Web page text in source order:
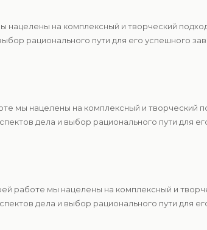
на комплексный и творческий
рационального пути для его успешного
мы нацелены на комплексный и творческий
дела и выбор рационального пути для
работе мы нацелены на комплексный и
дела и выбор рационального пути для